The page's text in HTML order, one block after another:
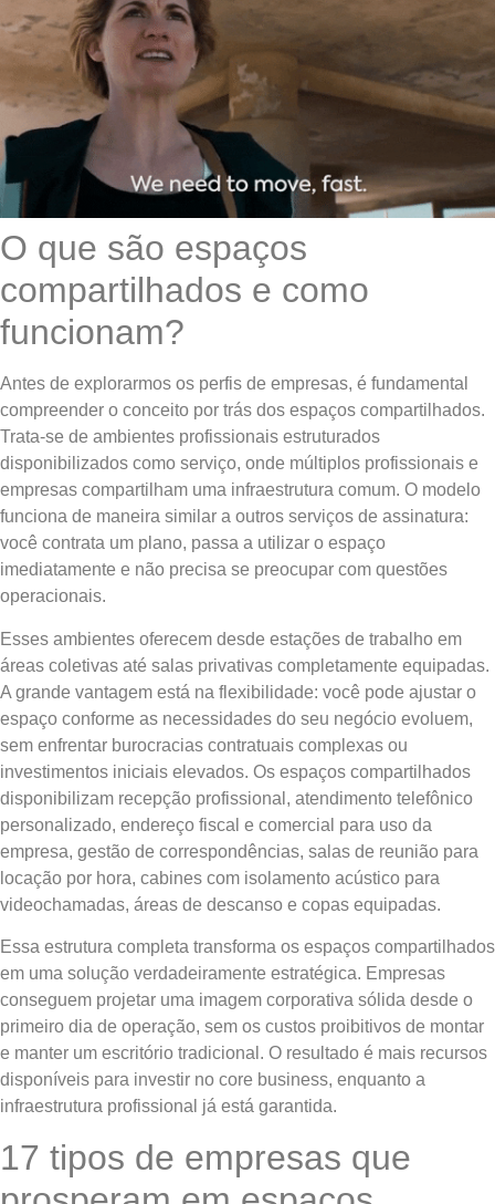
O que são espaços
compartilhados e como
funcionam?
Antes de explorarmos os perfis de empresas, é fundamental
compreender o conceito por trás dos espaços compartilhados.
Trata-se de ambientes profissionais estruturados
disponibilizados como serviço, onde múltiplos profissionais e
empresas compartilham uma infraestrutura comum. O modelo
funciona de maneira similar a outros serviços de assinatura:
você contrata um plano, passa a utilizar o espaço
imediatamente e não precisa se preocupar com questões
operacionais.
Esses ambientes oferecem desde estações de trabalho em
áreas coletivas até salas privativas completamente equipadas.
A grande vantagem está na flexibilidade: você pode ajustar o
espaço conforme as necessidades do seu negócio evoluem,
sem enfrentar burocracias contratuais complexas ou
investimentos iniciais elevados. Os espaços compartilhados
disponibilizam recepção profissional, atendimento telefônico
personalizado, endereço fiscal e comercial para uso da
empresa, gestão de correspondências, salas de reunião para
locação por hora, cabines com isolamento acústico para
videochamadas, áreas de descanso e copas equipadas.
Essa estrutura completa transforma os espaços compartilhados
em uma solução verdadeiramente estratégica. Empresas
conseguem projetar uma imagem corporativa sólida desde o
primeiro dia de operação, sem os custos proibitivos de montar
e manter um escritório tradicional. O resultado é mais recursos
disponíveis para investir no core business, enquanto a
infraestrutura profissional já está garantida.
17 tipos de empresas que